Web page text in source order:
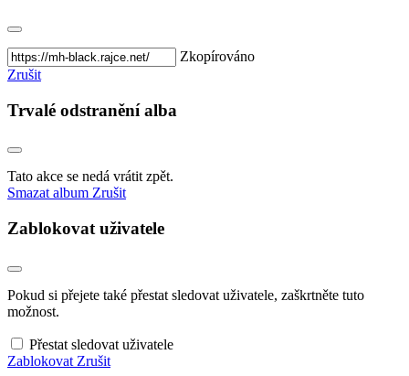
Zkopírováno
Zrušit
Trvalé odstranění alba
Tato akce se nedá vrátit zpět.
Smazat album Zrušit
Zablokovat uživatele
Pokud si přejete také přestat sledovat uživatele, zaškrtněte tuto
možnost.
Přestat sledovat uživatele
Zablokovat Zrušit